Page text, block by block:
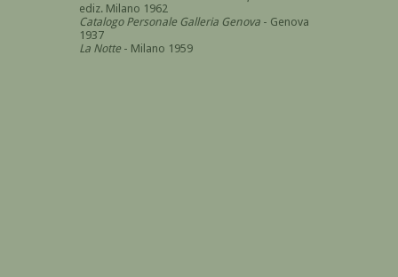
ediz. Milano 1962
Catalogo Personale Galleria Genova - Genova
1937
La Notte - Milano 1959